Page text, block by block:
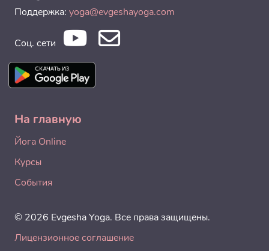
Поддержка: yoga@evgeshayoga.com
Соц. сети
На главную
Йога Online
Курсы
События
© 2026 Evgesha Yoga. Все права защищены.
Лицензионное соглашение